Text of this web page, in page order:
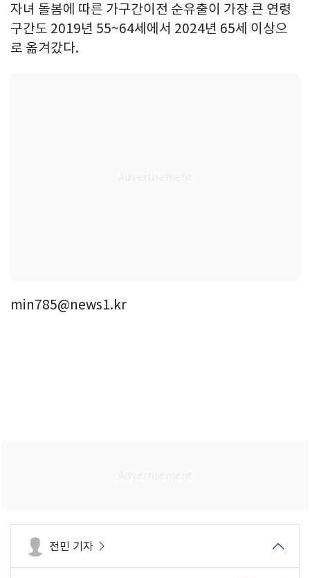
자녀 돌봄에 따른 가구간이전 순유출이 가장 큰 연령
구간도 2019년 55~64세에서 2024년 65세 이상으
로 옮겨갔다.
min785@news1.kr
전민 기자